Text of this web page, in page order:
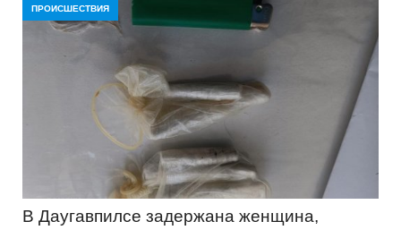
ПРОИСШЕСТВИЯ
В Даугавпилсе задержана женщина,